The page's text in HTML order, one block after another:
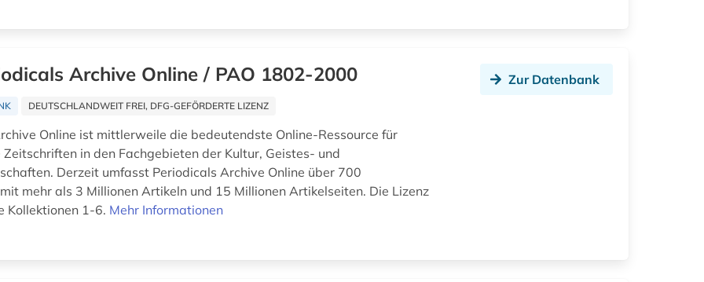
Archive Online / PAO 1802-2000
DEUTSCHLANDWEIT FREI, DFG-GEFÖRDERTE LIZENZ
Online ist mittlerweile die bedeutendste Online-Ressource für
Zeitschriften in den Fachgebieten der Kultur, Geistes- und
Derzeit umfasst Periodicals Archive Online über 700
mehr als 3 Millionen Artikeln und 15 Millionen Artikelseiten. Die Lizenz
Kollektionen 1-6. Mehr Informationen
Zur Datenbank